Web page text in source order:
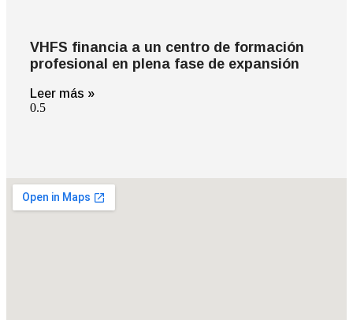
VHFS financia a un centro de formación
profesional en plena fase de expansión
Leer más »